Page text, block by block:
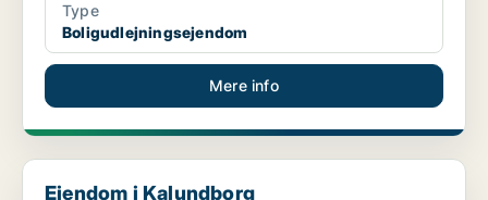
Type
Boligudlejningsejendom
Mere info
Ejendom i Kalundborg
Ejendom i Kalundborg